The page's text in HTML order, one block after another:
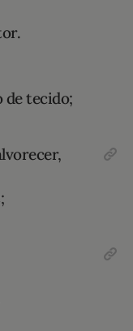
de tecido;